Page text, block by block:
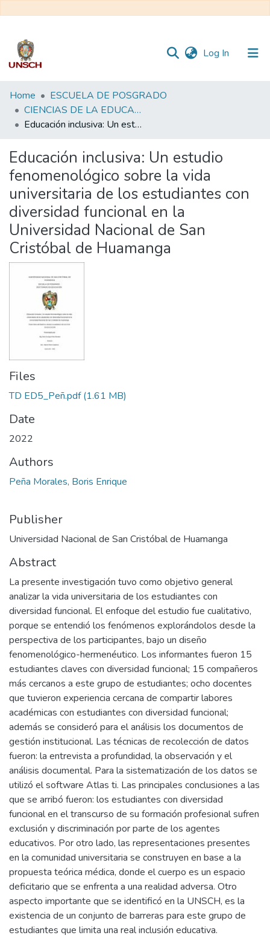
Log In (current)
Communities
&
Collections
Statistics
Home
ESCUELA DE POSGRADO
CIENCIAS DE LA EDUCACIÓN - DOCTORADO EN EDUCACIÓN
Educación inclusiva: Un estudio fenomenológico sobre la vida universitaria de los estudiantes con diversidad funcional en la Universidad Nacional de San Cristóbal de Huamanga
Educación inclusiva: Un estudio
fenomenológico sobre la vida
universitaria de los estudiantes con
diversidad funcional en la
Universidad Nacional de San
Cristóbal de Huamanga
Files
TD ED5_Peñ.pdf(1.61 MB)
Date
2022
Authors
Peña Morales, Boris Enrique
Publisher
Universidad Nacional de San Cristóbal de Huamanga
Abstract
La presente investigación tuvo como objetivo general
analizar la vida universitaria de los estudiantes con
diversidad funcional. El enfoque del estudio fue cualitativo,
porque se entendió los fenómenos explorándolos desde la
perspectiva de los participantes, bajo un diseño
fenomenológico-hermenéutico. Los informantes fueron 15
estudiantes claves con diversidad funcional; 15 compañeros
más cercanos a este grupo de estudiantes; ocho docentes
que tuvieron experiencia cercana de compartir labores
académicas con estudiantes con diversidad funcional;
además se consideró para el análisis los documentos de
gestión institucional. Las técnicas de recolección de datos
fueron: la entrevista a profundidad, la observación y el
análisis documental. Para la sistematización de los datos se
utilizó el software Atlas ti. Las principales conclusiones a las
que se arribó fueron: los estudiantes con diversidad
funcional en el transcurso de su formación profesional sufren
exclusión y discriminación por parte de los agentes
educativos. Por otro lado, las representaciones presentes
en la comunidad universitaria se construyen en base a la
propuesta teórica médica, donde el cuerpo es un espacio
deficitario que se enfrenta a una realidad adversa. Otro
aspecto importante que se identificó en la UNSCH, es la
existencia de un conjunto de barreras para este grupo de
estudiantes que limita una real inclusión educativa.